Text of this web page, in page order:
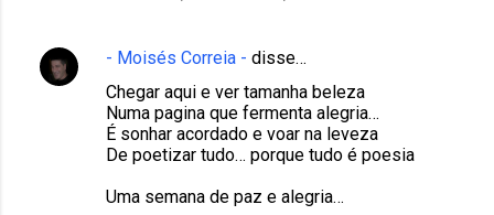
- Moisés Correia - disse…
Chegar aqui e ver tamanha beleza
Numa pagina que fermenta alegria…
É sonhar acordado e voar na leveza
De poetizar tudo… porque tudo é poesia
Uma semana de paz e alegria…